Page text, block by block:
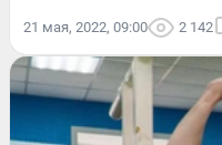
21 мая, 2022, 09:00 2 142